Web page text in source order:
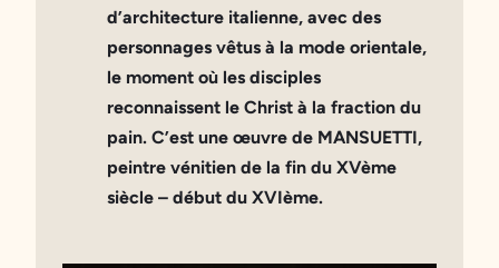
d’architecture italienne, avec des
personnages vêtus à la mode orientale,
le moment où les disciples
reconnaissent le Christ à la fraction du
pain. C’est une œuvre de MANSUETTI,
peintre vénitien de la fin du XVème
siècle – début du XVIème.